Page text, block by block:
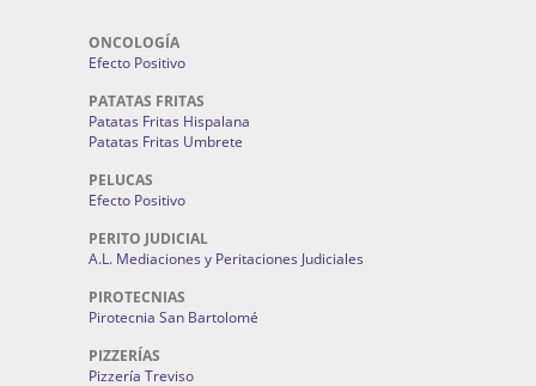
ONCOLOGÍA
Efecto Positivo
PATATAS FRITAS
Patatas Fritas Hispalana
Patatas Fritas Umbrete
PELUCAS
Efecto Positivo
PERITO JUDICIAL
A.L. Mediaciones y Peritaciones Judiciales
PIROTECNIAS
Pirotecnia San Bartolomé
PIZZERÍAS
Pizzería Treviso